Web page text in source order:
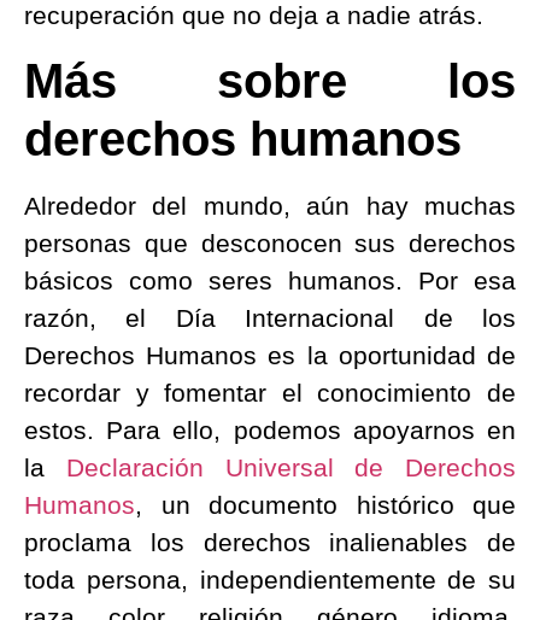
recuperación que no deja a nadie atrás.
Más sobre los
derechos humanos
Alrededor del mundo, aún hay muchas
personas que desconocen sus derechos
básicos como seres humanos. Por esa
razón, el Día Internacional de los
Derechos Humanos es la oportunidad de
recordar y fomentar el conocimiento de
estos. Para ello, podemos apoyarnos en
la Declaración Universal de Derechos
Humanos, un documento histórico que
proclama los derechos inalienables de
toda persona, independientemente de su